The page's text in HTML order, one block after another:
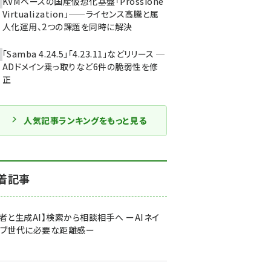
Virtualization」——ライセンス高騰と属
人化運用、2つの課題を同時に解決
「Samba 4.24.5」「4.23.11」などリリース ─
ADドメイン乗っ取りなど6件の脆弱性を修
正
人気記事ランキングをもっと見る
記事
者と生成AI】検索から相談相手へ ーAIネイ
世代に必要な距離感ー